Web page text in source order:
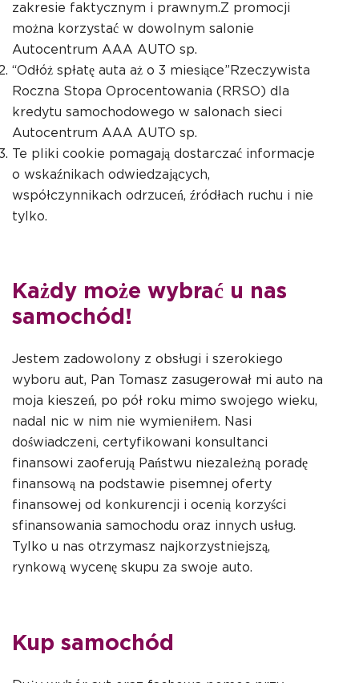
zakresie faktycznym i prawnym.Z promocji
można korzystać w dowolnym salonie
Autocentrum AAA AUTO sp.
“Odłóż spłatę auta aż o 3 miesiące”Rzeczywista
Roczna Stopa Oprocentowania (RRSO) dla
kredytu samochodowego w salonach sieci
Autocentrum AAA AUTO sp.
Te pliki cookie pomagają dostarczać informacje
o wskaźnikach odwiedzających,
współczynnikach odrzuceń, źródłach ruchu i nie
tylko.
Każdy może wybrać u nas
samochód!
Jestem zadowolony z obsługi i szerokiego
wyboru aut, Pan Tomasz zasugerował mi auto na
moja kieszeń, po pół roku mimo swojego wieku,
nadal nic w nim nie wymieniłem. Nasi
doświadczeni, certyfikowani konsultanci
finansowi zaoferują Państwu niezależną poradę
finansową na podstawie pisemnej oferty
finansowej od konkurencji i ocenią korzyści
sfinansowania samochodu oraz innych usług.
Tylko u nas otrzymasz najkorzystniejszą,
rynkową wycenę skupu za swoje auto.
Kup samochód